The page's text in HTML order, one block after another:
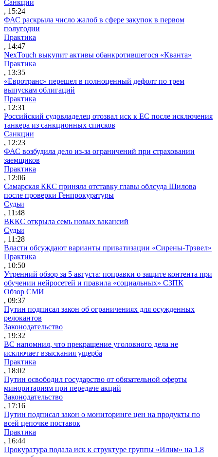
Санкции
, 15:24
ФАС раскрыла число жалоб в сфере закупок в первом
полугодии
Практика
, 14:47
NexTouch выкупит активы обанкротившегося «Кванта»
Практика
, 13:35
«Евротранс» перешел в полноценный дефолт по трем
выпускам облигаций
Практика
, 12:31
Российский судовладелец отозвал иск к ЕС после исключения
танкера из санкционных списков
Санкции
, 12:23
ФАС возбудила дело из-за ограничений при страховании
заемщиков
Практика
, 12:06
Самарская ККС приняла отставку главы облсуда Шилова
после проверки Генпрокуратуры
Судьи
, 11:48
ВККС открыла семь новых вакансий
Судьи
, 11:28
Власти обсуждают варианты приватизации «Сирены-Трэвел»
Практика
, 10:50
Утренний обзор за 5 августа: поправки о защите контента при
обучении нейросетей и правила «социальных» СЗПК
Обзор СМИ
, 09:37
Путин подписал закон об ограничениях для осужденных
релокантов
Законодательство
, 19:32
ВС напомнил, что прекращение уголовного дела не
исключает взыскания ущерба
Практика
, 18:02
Путин освободил государство от обязательной оферты
миноритариям при передаче акций
Законодательство
, 17:16
Путин подписал закон о мониторинге цен на продукты по
всей цепочке поставок
Практика
, 16:44
Прокуратура подала иск к структуре группы «Илим» на 1,8